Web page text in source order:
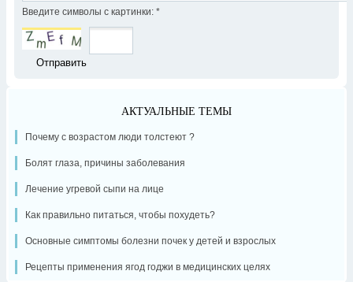
Введите символы с картинки: *
АКТУАЛЬНЫЕ ТЕМЫ
Почему с возрастом люди толстеют ?
Болят глаза, причины заболевания
Лечение угревой сыпи на лице
Как правильно питаться, чтобы похудеть?
Основные симптомы болезни почек у детей и взрослых
Рецепты применения ягод годжи в медицинских целях